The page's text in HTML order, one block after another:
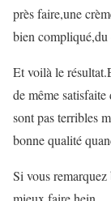
près faire,une
bien compliqué,du
Et voilà le
de même
sont pas terribles
bonne qualité
Si vous